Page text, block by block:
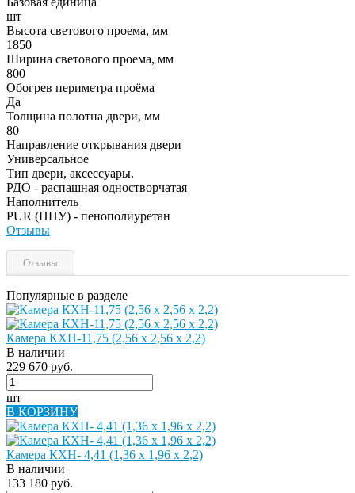
шт
Высота светового проема, мм
1850
Ширина светового проема, мм
800
Обогрев периметра проёма
Да
Толщина полотна двери, мм
80
Направление открывания двери
Универсальное
Тип двери, аксессуары.
РДО - распашная одностворчатая
Наполнитель
PUR (ППУ) - пенополиуретан
Отзывы
Отзывы
Популярные в разделе
Камера КХН-11,75 (2,56 х 2,56 х 2,2)
В наличии
229 670 руб.
шт
В КОРЗИНУ
Камера КХН- 4,41 (1,36 х 1,96 х 2,2)
В наличии
133 180 руб.